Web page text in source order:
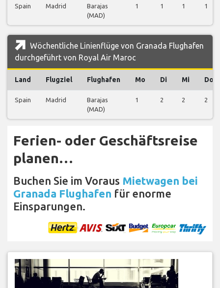
Spain Madrid
Barajas
(MAD)
1 1 1 1
Wöchentliche Linienflüge von Granada Flughafen
durchgeführt von Royal Air Maroc
Land Flugziel Flughafen Mo Di Mi Do
Spain Madrid
Barajas
(MAD)
1 2 2 2
Ferien- oder Geschäftsreise
planen…
Buchen Sie im Voraus Mietwagen bei
Granada Flughafen für enorme
Einsparungen.